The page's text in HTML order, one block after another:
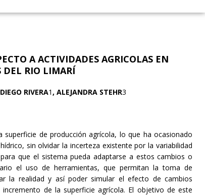
AACTIVIDADES AGRICOLAS EN
DEL RIO LIMARÍ
RIVERA1, ALEJANDRA STEHR3
de producción agrícola, lo que ha ocasionado
sin olvidar la incerteza existente por la variabilidad
que el sistema pueda adaptarse a estos cambios o
el uso de herramientas, que permitan la toma de
la realidad y así poder simular el efecto de cambios
de la superficie agrícola. El objetivo de este